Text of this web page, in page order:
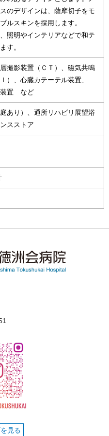
のデザインは、薩摩切子をモ
ルスキンを採用します。
照明やインテリアなどで和テ
す。
撮影装置（ＣＴ）、磁気共鳴
）、心臓カテーテル装置、
装置 など
あり）、通所リハビリ展望浴
スストア
見る